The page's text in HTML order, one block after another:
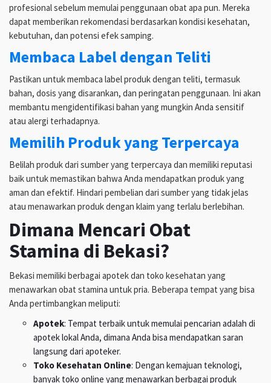
profesional sebelum memulai penggunaan obat apa pun. Mereka
dapat memberikan rekomendasi berdasarkan kondisi kesehatan,
kebutuhan, dan potensi efek samping.
Membaca Label dengan Teliti
Pastikan untuk membaca label produk dengan teliti, termasuk
bahan, dosis yang disarankan, dan peringatan penggunaan. Ini akan
membantu mengidentifikasi bahan yang mungkin Anda sensitif
atau alergi terhadapnya.
Memilih Produk yang Terpercaya
Belilah produk dari sumber yang terpercaya dan memiliki reputasi
baik untuk memastikan bahwa Anda mendapatkan produk yang
aman dan efektif. Hindari pembelian dari sumber yang tidak jelas
atau menawarkan produk dengan klaim yang terlalu berlebihan.
Dimana Mencari Obat
Stamina di Bekasi?
Bekasi memiliki berbagai apotek dan toko kesehatan yang
menawarkan obat stamina untuk pria. Beberapa tempat yang bisa
Anda pertimbangkan meliputi:
Apotek: Tempat terbaik untuk memulai pencarian adalah di
apotek lokal Anda, dimana Anda bisa mendapatkan saran
langsung dari apoteker.
Toko Kesehatan Online: Dengan kemajuan teknologi,
banyak toko online yang menawarkan berbagai produk